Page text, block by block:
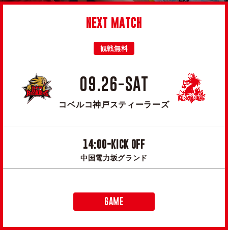
NEXT MATCH
観戦無料
09.26-SAT
コベルコ神戸スティーラーズ
14:00-KICK OFF
中国電力坂グランド
GAME